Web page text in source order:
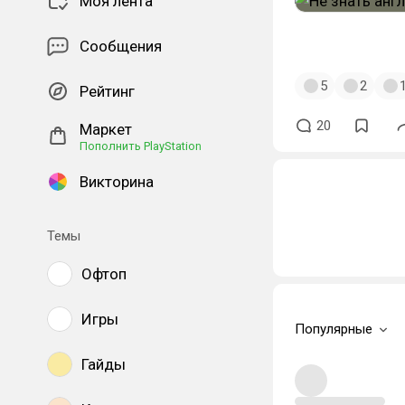
Сообщения
Рейтинг
Маркет
Пополнить PlayStation
Викторина
Темы
Офтоп
Игры
Гайды
5 2 1
20
Популярные